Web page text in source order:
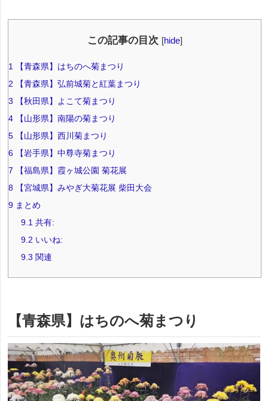
この記事の目次 [hide]
1
【青森県】はちのへ菊まつり
2 【青森県】弘前城菊と紅葉まつり
3 【秋田県】よこて菊まつり
4 【山形県】南陽の菊まつり
5 【山形県】西川菊まつり
6 【岩手県】中尊寺菊まつり
7 【福島県】霞ヶ城公園 菊花展
8 【宮城県】みやぎ大菊花展 柴田大会
9 まとめ
9.1 共有:
9.2 いいね:
9.3 関連
【青森県】はちのへ菊まつり